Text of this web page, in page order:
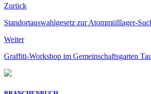
Zurück
Standortauswahlgesetz zur Atommülllager-
Weiter
Graffiti-Workshop im Gemeinschaftsgarten